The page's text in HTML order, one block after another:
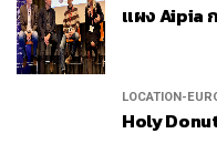
แผง Aipia
LOCATION-
Holy